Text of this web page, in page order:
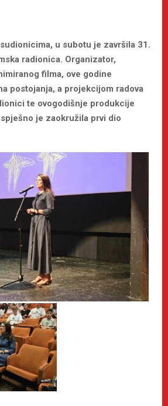
u subotu je završila 31.
radionica. Organizator,
filma, ove godine
postojanja, a projekcijom radova
te ovogodišnje produkcije
je zaokružila prvi dio